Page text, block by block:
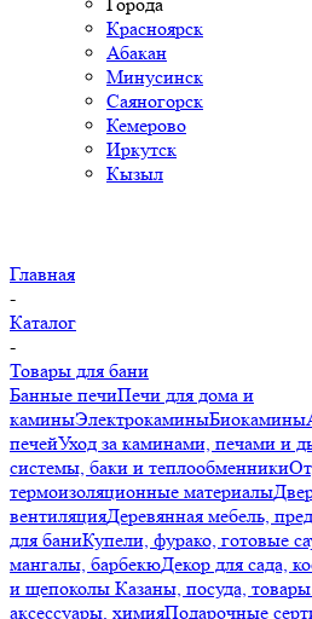
Красноярск
Абакан
Минусинск
Саяногорск
Кемерово
Иркутск
Кызыл
Главная
-
Каталог
-
Товары для бани
Банные печиПечи для дома и
каминыЭлектрокаминыБиокамины
печейУход за каминами, печами и
системы, баки и теплообменники
термоизоляционные материалы
вентиляцияДеревянная мебель,
для баниКупели, фурако, готовые
мангалы, барбекюДекор для сада,
и щепоколы Казаны, посуда,
аксессуары, химияПодарочные